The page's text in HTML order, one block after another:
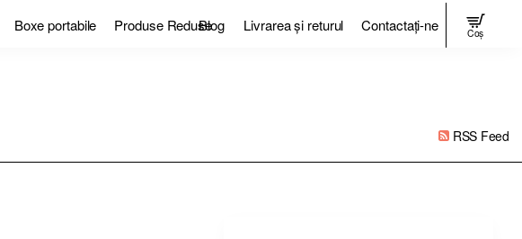
Boxe portabile Produse ReduseBlog Livrarea și returul Contactați-ne Coș
RSS Feed